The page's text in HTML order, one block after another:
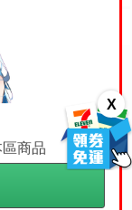
X
商品